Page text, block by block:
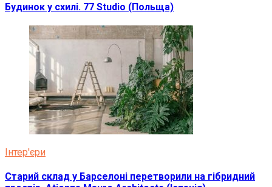
Будинок у схилі. 77 Studio (Польща)
Інтер'єри
Старий склад у Барселоні перетворили на гібридний